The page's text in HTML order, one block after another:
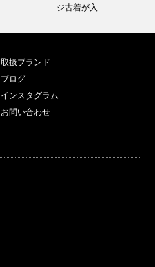
ジ古着が入…
取扱ブランド
ブログ
インスタグラム
お問い合わせ